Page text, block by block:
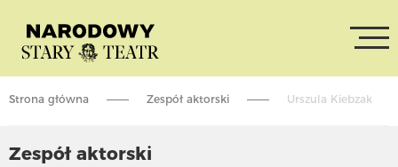
Strona główna Zespół aktorski Urszula Kiebzak
Zespół aktorski